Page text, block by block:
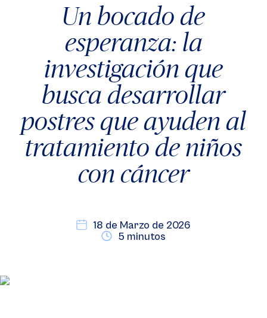
Un bocado de
esperanza: la
investigación que
busca desarrollar
postres que ayuden al
tratamiento de niños
con cáncer
18 de Marzo de 2026
5 minutos